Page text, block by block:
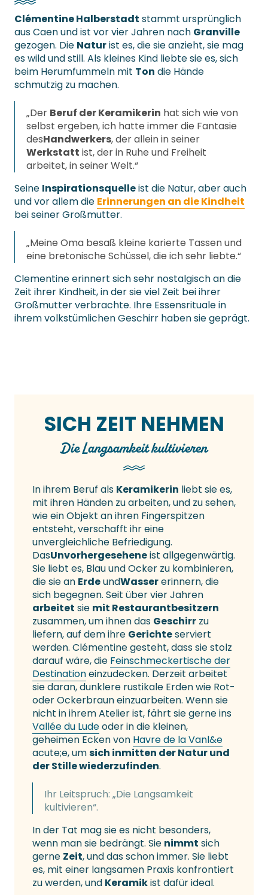
Clémentine Halberstadt stammt ursprünglich
aus Caen und ist vor vier Jahren nach Granville
gezogen. Die Naturist es, die sie anzieht, sie mag
es wild und still. Als kleines Kind liebte sie es, sich
beim Herumfummeln mit Ton die Hände
schmutzig zu machen.
„Der Beruf der Keramikerin hat sich wie von
selbst ergeben, ich hatte immer die Fantasie
desHandwerkers, der allein in seiner
Werkstatt ist, der in Ruhe und Freiheit
arbeitet, in seiner Welt.“
Seine Inspirationsquelleist die Natur, aber auch
und vor allem die Erinnerungen an die Kindheit
bei seiner Großmutter.
„Meine Oma besaß kleine karierte Tassen und
eine bretonische Schüssel, die ich sehr liebte.“
Clementine erinnert sich sehr nostalgisch an die
Zeit ihrer Kindheit, in der sie viel Zeit bei ihrer
Großmutter verbrachte. Ihre Essensrituale in
ihrem volkstümlichen Geschirr haben sie geprägt.
SICH ZEIT NEHMEN
Die Langsamkeit kultivieren
In ihrem Beruf als Keramikerin liebt sie es,
mit ihren Händen zu arbeiten, und zu sehen,
wie ein Objekt an ihren Fingerspitzen
entsteht, verschafft ihr eine
unvergleichliche Befriedigung.
DasUnvorhergeseheneist allgegenwärtig.
Sie liebt es, Blau und Ocker zu kombinieren,
die sie an ErdeundWassererinnern, die
sich begegnen. Seit über vier Jahren
arbeitet sie mit Restaurantbesitzern
zusammen, um ihnen das Geschirr zu
liefern, auf dem ihre Gerichteserviert
werden. Clémentine gesteht, dass sie stolz
darauf wäre, die Feinschmeckertische der
Destinationeinzudecken. Derzeit arbeitet
sie daran, dunklere rustikale Erden wie Rot-
oder Ockerbraun einzuarbeiten. Wenn sie
nicht in ihrem Atelier ist, fährt sie gerne ins
Vallée du Ludeoder in die kleinen,
geheimen Ecken von Havre de la Vanl&e
acute;e, umsich inmitten der Natur und
der Stille wiederzufinden.
Ihr Leitspruch: „Die Langsamkeit
kultivieren“.
In der Tat mag sie es nicht besonders,
wenn man sie bedrängt. Sie nimmt sich
gerne Zeit, und das schon immer. Sie liebt
es, mit einer langsamen Praxis konfrontiert
zu werden, und Keramikist dafür ideal.